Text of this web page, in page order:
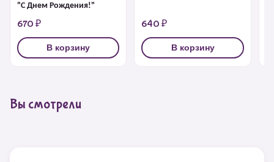
"С Днем Рождения!"
670 ₽
В корзину
640 ₽
В корзину
Вы смотрели